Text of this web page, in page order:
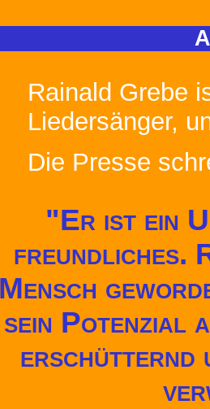
Rainald Grebe
Liedersänger,
Die Presse
"Er ist ein
freundliches.
Mensch
sein Potenzial
erschütternd